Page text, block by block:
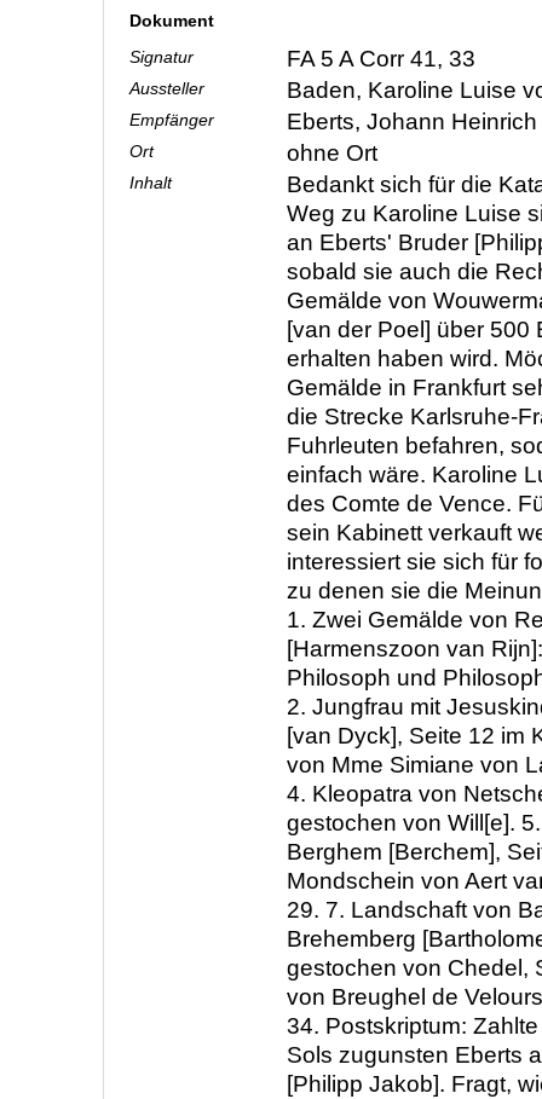
Dokument
Signatur
FA 5 A Corr 41, 33
Aussteller Baden, Karoline Luise
Empfänger Eberts, Johann Heinrich
Ort ohne Ort
Inhalt
Bedankt sich für die
Weg zu Karoline Luise
an Eberts' Bruder
sobald sie auch die
Gemälde von
[van der Poel] über 500
erhalten haben wird.
Gemälde in Frankfurt
die Strecke Karlsruhe-
Fuhrleuten befahren,
einfach wäre. Karoline
des Comte de Vence.
sein Kabinett verkauft
interessiert sie sich für
zu denen sie die
1. Zwei Gemälde von
[Harmenszoon van
Philosoph und
2. Jungfrau mit
[van Dyck], Seite 12 im
von Mme Simiane von
4. Kleopatra von
gestochen von Will[e].
Berghem [Berchem],
Mondschein von Aert
29. 7. Landschaft von
Brehemberg
gestochen von Chedel,
von Breughel de
34. Postskriptum:
Sols zugunsten Eberts
[Philipp Jakob]. Fragt,